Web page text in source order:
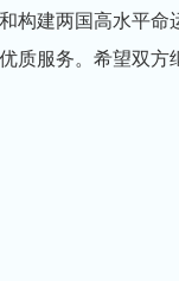
构建两国高水平
质服务。希望双